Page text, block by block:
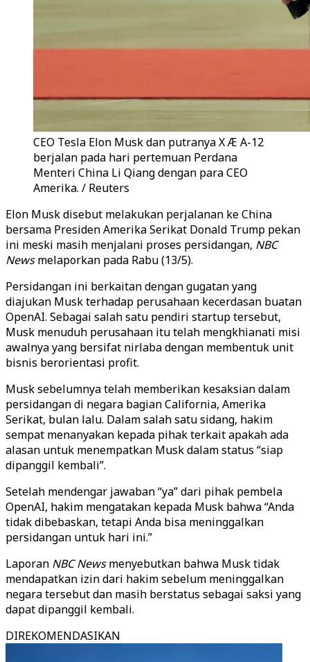
CEO Tesla Elon Musk dan putranya X Æ A-12
berjalan pada hari pertemuan Perdana
Menteri China Li Qiang dengan para CEO
Amerika. / Reuters
Elon Musk disebut melakukan perjalanan ke China
bersama Presiden Amerika Serikat Donald Trump pekan
ini meski masih menjalani proses persidangan, NBC
Newsmelaporkan pada Rabu (13/5).
Persidangan ini berkaitan dengan gugatan yang
diajukan Musk terhadap perusahaan kecerdasan buatan
OpenAI. Sebagai salah satu pendiri startup tersebut,
Musk menuduh perusahaan itu telah mengkhianati misi
awalnya yang bersifat nirlaba dengan membentuk unit
bisnis berorientasi profit.
Musk sebelumnya telah memberikan kesaksian dalam
persidangan di negara bagian California, Amerika
Serikat, bulan lalu. Dalam salah satu sidang, hakim
sempat menanyakan kepada pihak terkait apakah ada
alasan untuk menempatkan Musk dalam status “siap
dipanggil kembali”.
Setelah mendengar jawaban “ya” dari pihak pembela
OpenAI, hakim mengatakan kepada Musk bahwa “Anda
tidak dibebaskan, tetapi Anda bisa meninggalkan
persidangan untuk hari ini.”
Laporan NBC Newsmenyebutkan bahwa Musk tidak
mendapatkan izin dari hakim sebelum meninggalkan
negara tersebut dan masih berstatus sebagai saksi yang
dapat dipanggil kembali.
DIREKOMENDASIKAN